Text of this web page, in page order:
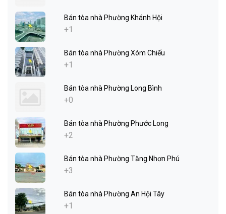
Bán tòa nhà Phường Khánh Hội
+1
Bán tòa nhà Phường Xóm Chiếu
+1
Bán tòa nhà Phường Long Bình
+0
Bán tòa nhà Phường Phước Long
+2
Bán tòa nhà Phường Tăng Nhơn Phú
+3
Bán tòa nhà Phường An Hội Tây
+1